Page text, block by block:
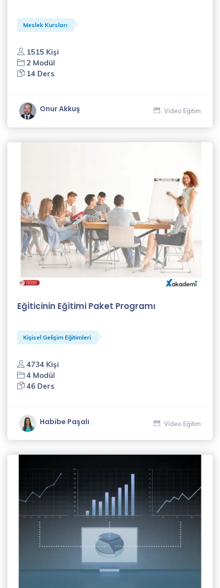
Meslek Kursları
1515 Kişi
2 Modül
14 Ders
Onur Akkuş Video Eğitim
Eğiticinin Eğitimi Paket Programı
Kişisel Gelişim Eğitimleri
4734 Kişi
4 Modül
46 Ders
Habibe Paşalı Video Eğitim